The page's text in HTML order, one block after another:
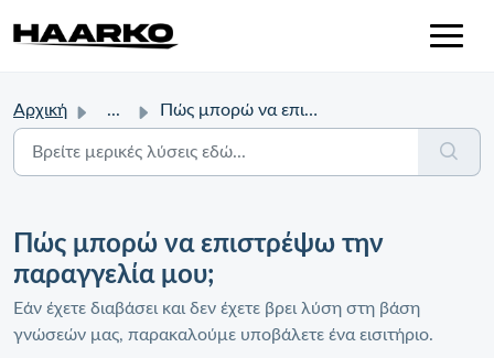
Αρχική ... Πώς μπορώ να επιστρέψω την παραγγελία μου;
Πώς μπορώ να επιστρέψω την
παραγγελία μου;
Εάν έχετε διαβάσει και δεν έχετε βρει λύση στη βάση
γνώσεών μας, παρακαλούμε υποβάλετε ένα εισιτήριο.